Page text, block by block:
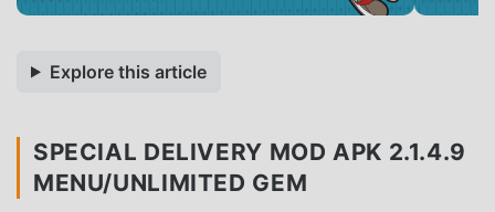
Explore this article
SPECIAL DELIVERY MOD APK 2.1.4.9
MENU/UNLIMITED GEM